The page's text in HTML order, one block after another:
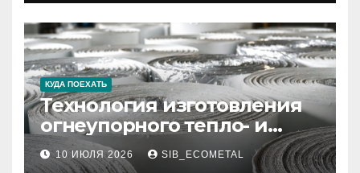
КУДА ПОЕХАТЬ
Технология изготовления
огнеупорного тепло- и
звукоизоляционного
картона МКРК-500 из
10 ИЮЛЯ 2026 SIB_ECOMETAL